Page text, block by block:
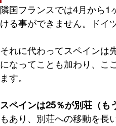
隣国フランスでは4月から1
ける事ができません。ドイ
それに代わってスペインは
になってことも加わり、こ
ます。
スペインは25％が別荘（も
もあり、別荘への移動を長